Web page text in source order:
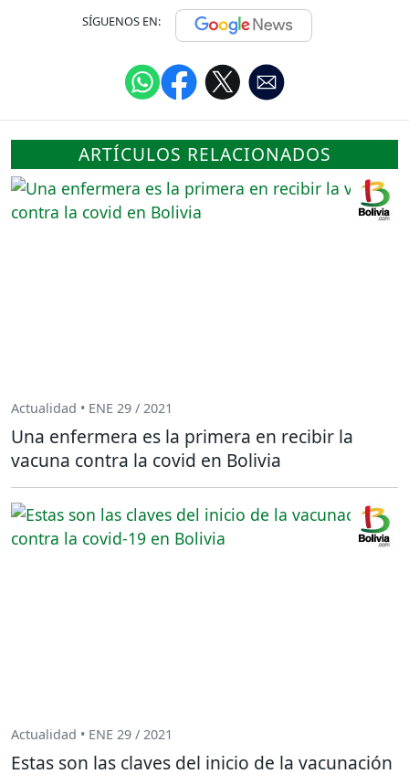
SÍGUENOS EN:
ARTÍCULOS RELACIONADOS
Actualidad • ENE 29 / 2021
Una enfermera es la primera en recibir la
vacuna contra la covid en Bolivia
Actualidad • ENE 29 / 2021
Estas son las claves del inicio de la vacunación